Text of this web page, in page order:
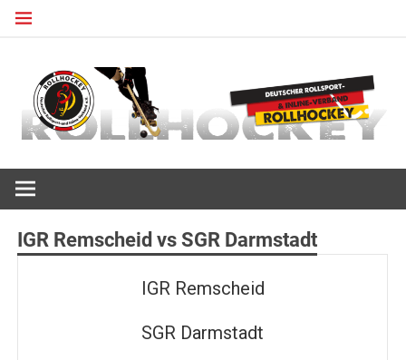
Zum
IGR Remscheid vs SGR Darmstadt
IGR Remscheid
SGR Darmstadt